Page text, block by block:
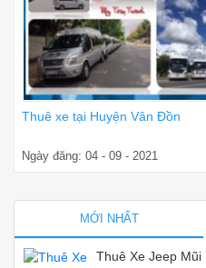
Thuê xe tại Huyện Vân Đồn
Ngày đăng: 04 - 09 - 2021
MỚI NHẤT
Thuê Xe Jeep